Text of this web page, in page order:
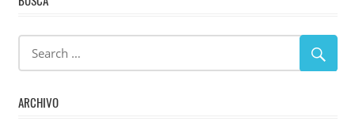
ARCHIVO